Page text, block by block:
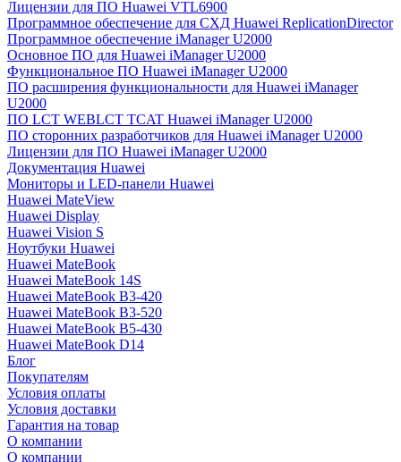
Лицензии для ПО Huawei VTL6900
Программное обеспечение для СХД Huawei ReplicationDirector
Программное обеспечение iManager U2000
Основное ПО для Huawei iManager U2000
Функциональное ПО Huawei iManager U2000
ПО расширения функциональности для Huawei iManager
U2000
ПО LCT WEBLCT TCAT Huawei iManager U2000
ПО сторонних разработчиков для Huawei iManager U2000
Лицензии для ПО Huawei iManager U2000
Документация Huawei
Мониторы и LED-панели Huawei
Huawei MateView
Huawei Display
Huawei Vision S
Ноутбуки Huawei
Huawei MateBook
Huawei MateBook 14S
Huawei MateBook B3-420
Huawei MateBook B3-520
Huawei MateBook B5-430
Huawei MateBook D14
Блог
Покупателям
Условия оплаты
Условия доставки
Гарантия на товар
О компании
О компании